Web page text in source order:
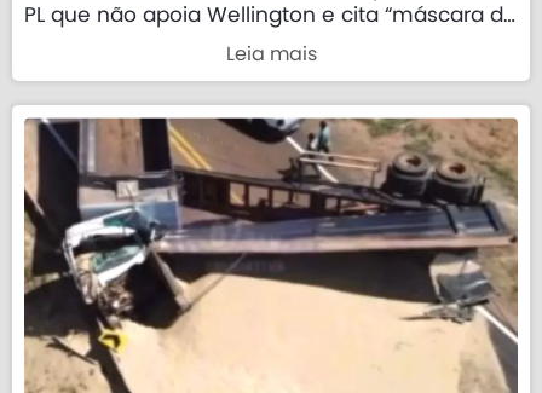
PL que não apoia Wellington e cita “máscara da
Leia mais